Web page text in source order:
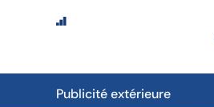
Publicité extérieure